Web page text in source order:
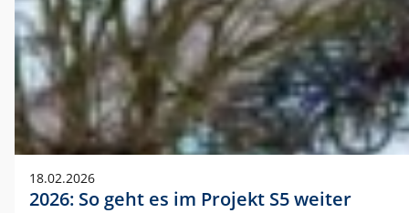
18.02.2026
2026: So geht es im Projekt S5 weiter